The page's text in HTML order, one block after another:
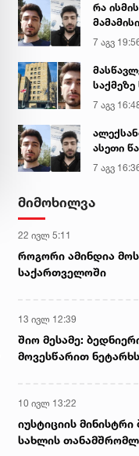
რა
- გიგა
საქმე
7 აგვ
ნია
7 აგვ
ასეთი
7 აგვ
მიმოხილვა
22 ივლ 5:11
როგორი ამინდია
საქართველოში
13 ივლ 12:39
შიო მესამე:
მოვესწარით
10 ივლ 13:22
იუსტიციის მინისტრი
სახლის